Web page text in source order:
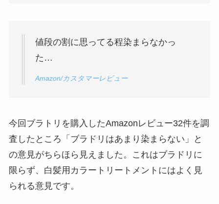
値段の割に思ってる程染まらなかっ
た…
Amazon/カスタマーレビュー
今回ブラトリを購入したAmazonレビュー32件を調
査したところ「ブラドリはあまり染まらない」と
の意見がちらほら見えました。これはブラドリに
限らず、白髪用カラートリートメントにはよく見
られる意見です。